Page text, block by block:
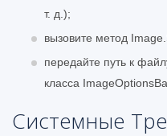
т. д.);
вызовите метод
передайте путь к
класса
Системные